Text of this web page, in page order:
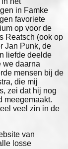
in Famke
favoriete
op voor de
Reatsch (ook op
Jan Punk, de
liefde deelde
we daarna
mensen bij de
die mij
zei dat hij nog
meegemaakt.
veel zin in de
van
losse